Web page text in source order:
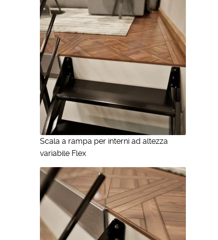
Scala a rampa per interni ad altezza
variabile Flex